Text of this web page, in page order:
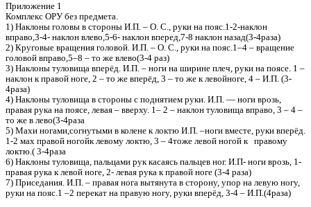
Приложение 1
Комплекс ОРУ без предмета.
1) Наклоны головы в стороны И.П. – О. С., руки на пояс.1-2-наклон
вправо,3-4- наклон влево,5-6- наклон вперед,7-8 наклон назад(3-4раза)
2) Круговые вращения головой. И.П. – О. С., руки на пояс.1–4 – вращение
головой вправо,5–8 – то же влево(3-4 раз)
3) Наклоны туловища вперёд. И.П. – ноги на ширине плеч, руки на поясе. 1 –
наклон к правой ноге, 2 – то же вперёд, 3 – то же к левойноге, 4 – И.П. (3-
4раза)
4) Наклоны туловища в стороны с поднятием руки. И.П. — ноги врозь,
правая рука на поясе, левая – вверху. 1– 2 – наклон туловища вправо, 3 – 4 –
то же в лево(3-4раза
5) Махи ногами,согнутыми в колене к локтю И.П. –ноги вместе, руки вперёд.
1-2 мах правой ногойк левому локтю, 3 – 4тоже левой ногой к правому
локтю.( 3-4раза
6) Наклоны туловища, пальцами рук касаясь пальцев ног. И.П- ноги врозь, 1-
правая рука к левой ноге, 2- левая рука к правой ноге (3-4 раза)
7) Приседания. И.П. – правая нога вытянута в сторону, упор на левую ногу,
руки на пояс.1 –2 перекат на правую ногу, руки вперёд, 3-4 – И.П.(4раза)